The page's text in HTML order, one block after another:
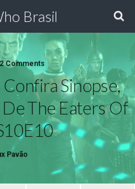
Brasil
Comments
Sinopse,
The Eaters Of
Pavão